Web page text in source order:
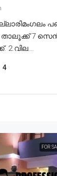
7 സെൻ്റ്
2.വില...
4
FOR